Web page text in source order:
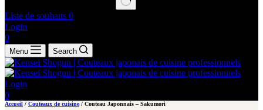
Liste de souhaits 0
Login
Panier
d’achat
0
Menu Search
Login
Panier
d’achat
0
Accueil / Couteaux de cuisine/ Couteau Japonnais – Sakumori